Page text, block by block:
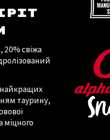
20% свіжа
найкращих
таурину,
міцного